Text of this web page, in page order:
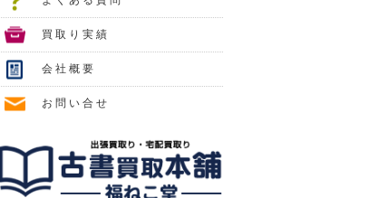
買取り実績
会社概要
お問い合せ